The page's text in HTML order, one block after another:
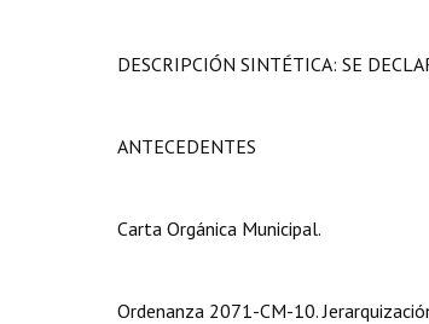
DESCRIPCIÓN SINTÉTICA: SE
ANTECEDENTES
Carta Orgánica Municipal.
Ordenanza 2071-CM-10.